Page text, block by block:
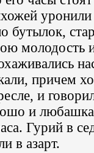
бутылок,
молодость
причем
и
и
Гурий в
в азарт.